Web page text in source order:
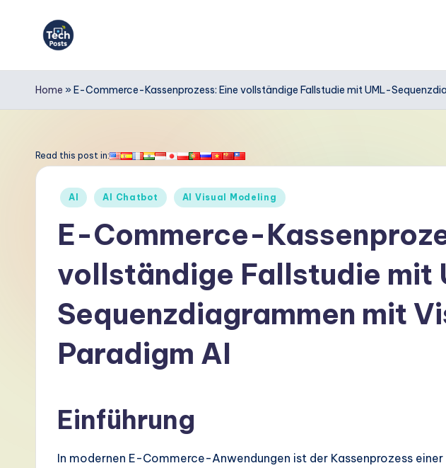
T
e
h
m
Home » E-Commerce-Kassenprozess: Eine vollständige Fallstudie mit UML-
Read this post in:
Posted
AI AI Chatbot AI Visual Modeling
E-Commerce-
vollständige Fallstudie mit
Sequenzdiagrammen mit
Paradigm AI
Einführung
In modernen E-Commerce-Anwendungen ist der Kassenprozess